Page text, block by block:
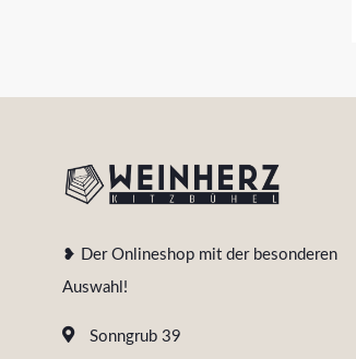
❥ Der Onlineshop mit der besonderen
Auswahl!
Sonngrub 39